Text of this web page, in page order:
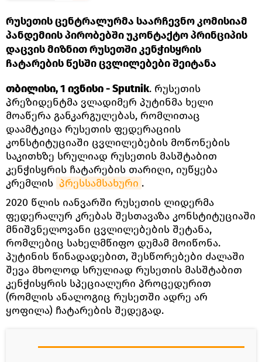
რუსეთის ცენტრალურმა საარჩევნო კომისიამ
პანდემიის პირობებში უკონტაქტო პრინციპის
დაცვის მიზნით რუსეთში კენჭისყრის
ჩატარების წესში ცვლილებები შეიტანა
თბილისი, 1 ივნისი - Sputnik. რუსეთის
პრეზიდენტმა ვლადიმერ პუტინმა ხელი
მოაწერა განკარგულებას, რომლითაც
დაამტკიცა რუსეთის ფედერაციის
კონსტიტუციაში ცვლილებების მოწონების
საკითხზე სრულიად რუსეთის მასშტაბით
კენჭისყრის ჩატარების თარიღი, იუწყება
კრემლის პრესსამსახური .
2020 წლის იანვარში რუსეთის ლიდერმა
ფედერალურ კრებას შესთავაზა კონსტიტუციაში
მნიშვნელოვანი ცვლილებების შეტანა,
რომლებიც სახელმწიფო დუმამ მოიწონა.
პუტინის წინადადებით, შესწორებები ძალაში
შევა მხოლოდ სრულიად რუსეთის მასშტაბით
კენჭისყრის სპეციალური პროცედურით
(რომლის ანალოგიც რუსეთში ადრე არ
ყოფილა) ჩატარების შედეგად.